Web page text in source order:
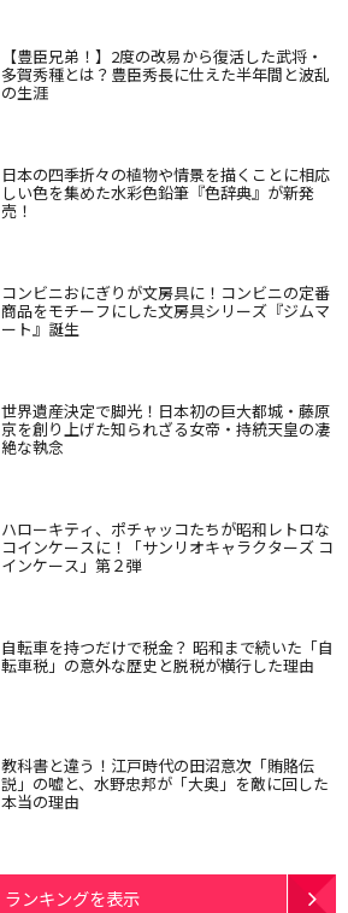
【豊臣兄弟！】2度の改易から復活した武将・
多賀秀種とは？豊臣秀長に仕えた半年間と波乱
の生涯
日本の四季折々の植物や情景を描くことに相応
しい色を集めた水彩色鉛筆『色辞典』が新発
売！
コンビニおにぎりが文房具に！コンビニの定番
商品をモチーフにした文房具シリーズ『ジムマ
ート』誕生
世界遺産決定で脚光！日本初の巨大都城・藤原
京を創り上げた知られざる女帝・持統天皇の凄
絶な執念
ハローキティ、ポチャッコたちが昭和レトロな
コインケースに！「サンリオキャラクターズ コ
インケース」第２弾
自転車を持つだけで税金？ 昭和まで続いた「自
転車税」の意外な歴史と脱税が横行した理由
教科書と違う！江戸時代の田沼意次「賄賂伝
説」の嘘と、水野忠邦が「大奥」を敵に回した
本当の理由
ランキングを表示